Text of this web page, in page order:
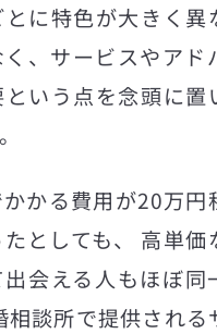
に特色が大きく異
、サービスやアド
いう点を念頭に置
かる費用が20万円
としても、 高単価
会える人もほぼ同
相談所で提供される